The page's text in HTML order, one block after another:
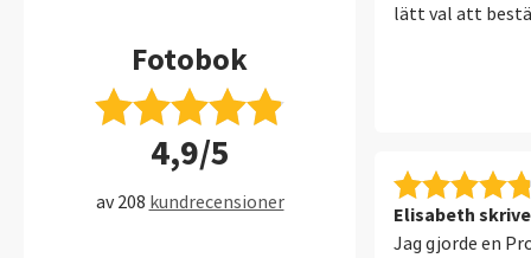
Fotobok
4,9/5
av 208 kundrecensioner
lätt val att
Elisabeth
Jag gjorde en